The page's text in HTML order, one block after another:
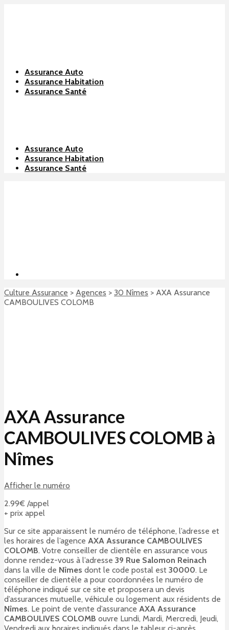
Assurance Auto
Assurance Habitation
Assurance Santé
Assurance Auto
Assurance Habitation
Assurance Santé
Culture Assurance > Agences > 30 Nîmes > AXA Assurance
CAMBOULIVES COLOMB
AXA Assurance
CAMBOULIVES COLOMB à
Nîmes
Afficher le numéro
2.99€ /appel
+ prix appel
Sur ce site apparaissent le numéro de téléphone, l’adresse et
les horaires de l’agence AXA Assurance CAMBOULIVES
COLOMB. Votre conseiller de clientèle en assurance vous
donne rendez-vous à l’adresse 39 Rue Salomon Reinach
dans la ville de Nîmes dont le code postal est 30000. Le
conseiller de clientèle a pour coordonnées le numéro de
téléphone indiqué sur ce site et proposera un devis
d’assurances mutuelle, véhicule ou logement aux résidents de
Nîmes. Le point de vente d’assurance AXA Assurance
CAMBOULIVES COLOMB ouvre Lundi, Mardi, Mercredi, Jeudi,
Vendredi aux horaires indiqués dans le tableur ci-après.